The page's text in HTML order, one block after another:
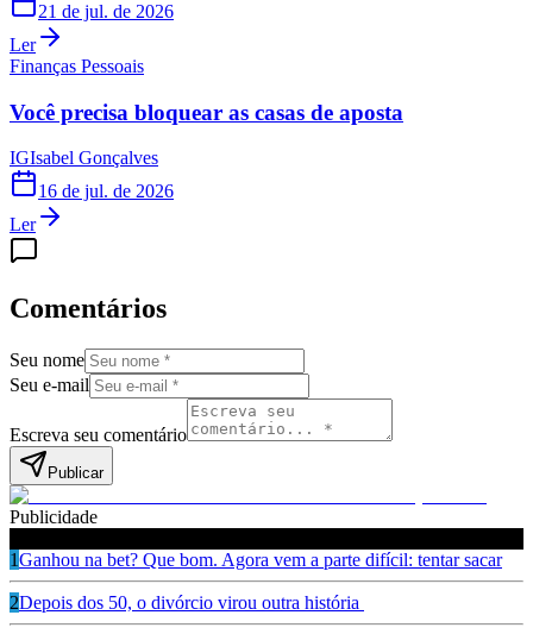
21 de jul. de 2026
Ler
Finanças Pessoais
Você precisa bloquear as casas de aposta
IGIsabel Gonçalves
16 de jul. de 2026
Ler
Comentários
Seu nome
Seu e-mail
Escreva seu comentário
Publicar
Publicidade
1Ganhou na bet? Que bom. Agora vem a parte difícil: tentar sacar
2Depois dos 50, o divórcio virou outra história